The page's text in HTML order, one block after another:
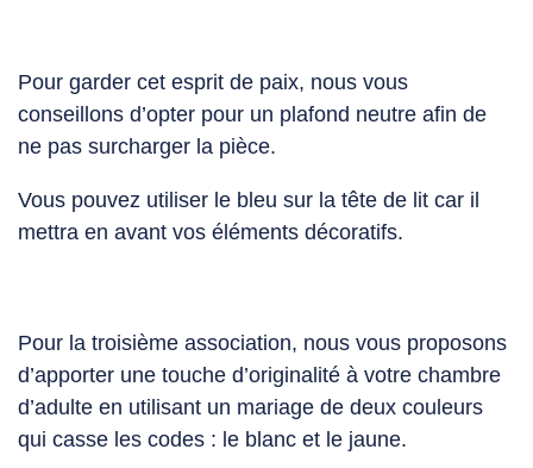
Pour garder cet esprit de paix, nous vous
conseillons d’opter pour un plafond neutre afin de
ne pas surcharger la pièce.
Vous pouvez utiliser le bleu sur la tête de lit car il
mettra en avant vos éléments décoratifs.
Pour la troisième association, nous vous proposons
d’apporter une touche d’originalité à votre chambre
d’adulte en utilisant un mariage de deux couleurs
qui casse les codes : le blanc et le jaune.